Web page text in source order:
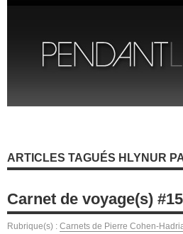
ARTICLES TAGUÉS HLYNUR
Carnet de voyage(s)
Rubrique(s) : Carnets de Pierre Cohen-